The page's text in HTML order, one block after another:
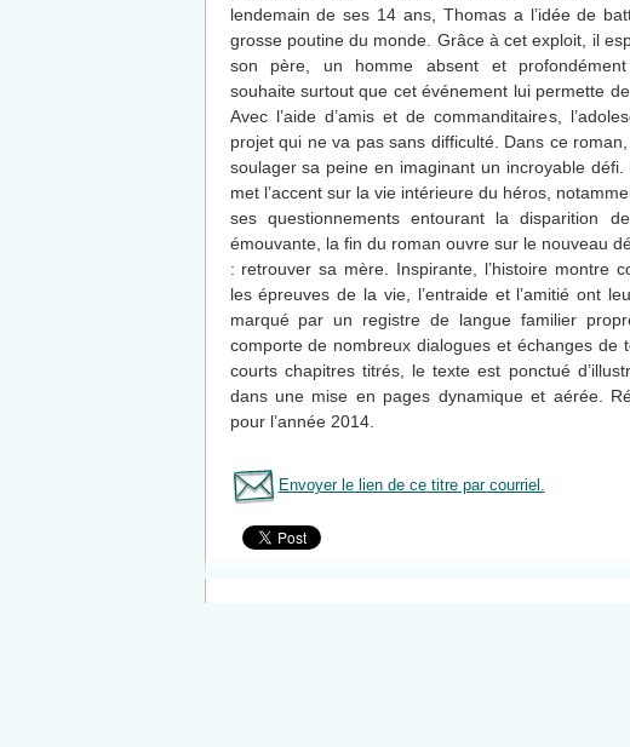
lendemain de ses 14 ans, Thomas a l’idée de
grosse poutine du monde. Grâce à cet exploit, il
son père, un homme absent et profondément
souhaite surtout que cet événement lui permette
Avec l’aide d’amis et de commanditaires,
projet qui ne va pas sans difficulté. Dans ce
soulager sa peine en imaginant un incroyable
met l’accent sur la vie intérieure du héros,
ses questionnements entourant la disparition
émouvante, la fin du roman ouvre sur le nouveau
: retrouver sa mère. Inspirante, l’histoire montre
les épreuves de la vie, l’entraide et l’amitié ont
marqué par un registre de langue familier
comporte de nombreux dialogues et échanges de
courts chapitres titrés, le texte est ponctué
dans une mise en pages dynamique et aérée.
pour l’année 2014.
Envoyer le lien de ce titre par courriel.